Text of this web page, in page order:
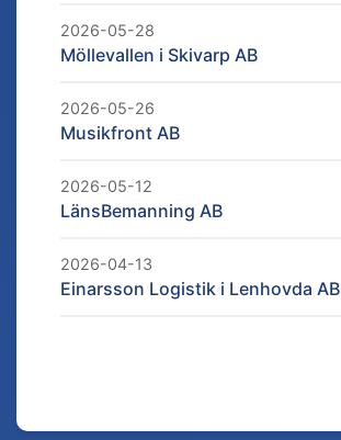
2026-05-28
Möllevallen i Skivarp AB
2026-05-26
Musikfront AB
2026-05-12
LänsBemanning AB
2026-04-13
Einarsson Logistik i Lenhovda AB